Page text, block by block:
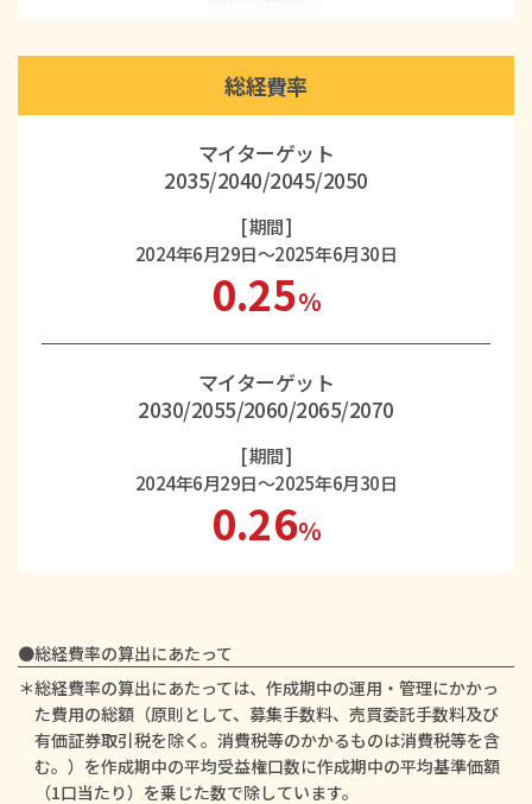
総経費率
マイターゲット
2035/2040/2045/2050
[ 期間 ]
2024年6月29日～2025年6月30日
0.25％
マイターゲット
2030/2055/2060/2065/2070
[ 期間 ]
2024年6月29日～2025年6月30日
0.26％
●総経費率の算出にあたって
＊総経費率の算出にあたっては、作成期中の運用・管理にかかっ
た費用の総額（原則として、募集手数料、売買委託手数料及び
有価証券取引税を除く。消費税等のかかるものは消費税等を含
む。）を作成期中の平均受益権口数に作成期中の平均基準価額
（1口当たり）を乗じた数で除しています。